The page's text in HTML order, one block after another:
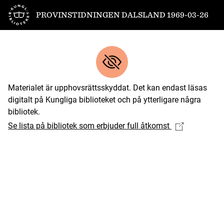
Till startsidan
PROVINSTIDNINGEN DALSLAND 1969-03-26
Materialet är upphovsrättsskyddat. Det kan endast läsas
digitalt på Kungliga biblioteket och på ytterligare några
bibliotek.
Se lista på bibliotek som erbjuder full åtkomst